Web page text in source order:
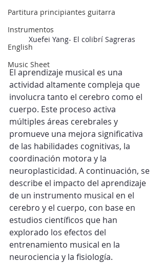
Partitura principiantes guitarra
Instrumentos
English
Music Sheet
Xuefei Yang- El colibrí Sagreras
El aprendizaje musical es una
actividad altamente compleja que
involucra tanto el cerebro como el
cuerpo. Este proceso activa
múltiples áreas cerebrales y
promueve una mejora significativa
de las habilidades cognitivas, la
coordinación motora y la
neuroplasticidad. A continuación, se
describe el impacto del aprendizaje
de un instrumento musical en el
cerebro y el cuerpo, con base en
estudios científicos que han
explorado los efectos del
entrenamiento musical en la
neurociencia y la fisiología.